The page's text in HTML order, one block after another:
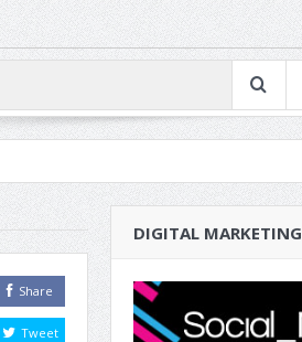
ταινία
την Επιχείρησή σου
Share
Tweet
DIGITAL MARKETING